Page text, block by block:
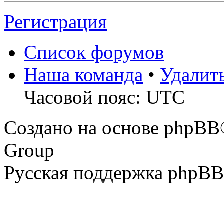
Регистрация
Список форумов
Наша команда •
Часовой пояс: UTC
Создано на основе
Group
Русская поддержка phpBB